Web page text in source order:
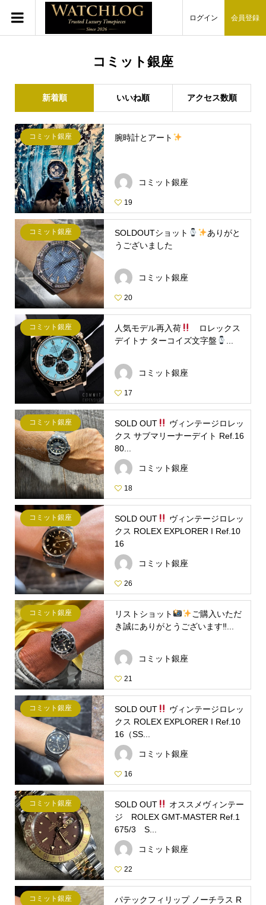
ログイン 会員登録
コミット銀座
新着順 いいね順 アクセス数順
コミット銀座 腕時計とアート
コミット銀座
19
コミット銀座 SOLDOUTショット
ありがと
うございました
コミット銀座
20
コミット銀座 人気モデル再入荷
ロレックス
デイトナ ターコイズ文字盤
コミット銀座
17
コミット銀座 SOLD OUT
ヴィンテージロレッ
クス サブマリーナーデイト Ref.16
80...
コミット銀座
18
コミット銀座 SOLD OUT
ヴィンテージロレッ
クス ROLEX EXPLORER I Ref.10
16
コミット銀座
26
コミット銀座 リストショット
ご購入いただ
き誠にありがとうございます‼...
コミット銀座
21
コミット銀座 SOLD OUT
ヴィンテージロレッ
クス ROLEX EXPLORER I Ref.10
16（SS...
コミット銀座
16
コミット銀座 SOLD OUT
オススメヴィンテー
ジ ROLEX GMT-MASTER Ref.1
675/3 S...
コミット銀座
22
コミット銀座
パテックフィリップ ノーチラス R